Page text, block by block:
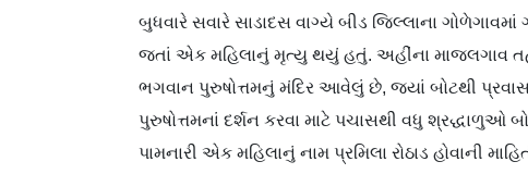
બુધવારે સવારે સાડાદસ વાગ્યે બીડ જિલ્લાના
જતાં એક મહિલાનું મૃત્યુ થયું હતું. અહીંના માજલગાવ
ભગવાન પુરુષોત્તમનું મંદિર આવેલું છે, જ્યાં બોટથી
પુરુષોત્તમનાં દર્શન કરવા માટે પચાસથી વધુ શ્રદ્ધાળુઓ
પામનારી એક મહિલાનું નામ પ્રમિલા રોઠાડ હોવાની